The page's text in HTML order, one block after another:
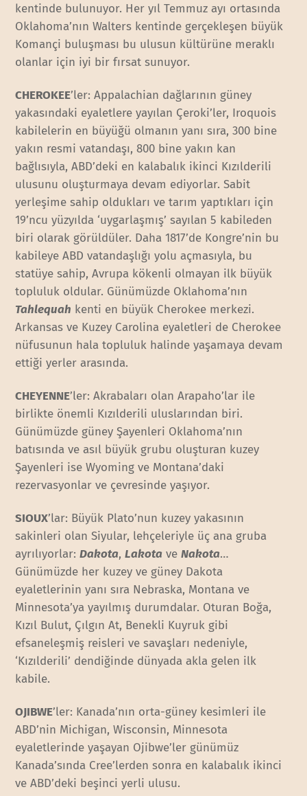
kentinde bulunuyor. Her yıl Temmuz ayı ortasında
Oklahoma’nın Walters kentinde gerçekleşen büyük
Komançi buluşması bu ulusun kültürüne meraklı
olanlar için iyi bir fırsat sunuyor.
CHEROKEE’ler: Appalachian dağlarının güney
yakasındaki eyaletlere yayılan Çeroki’ler, Iroquois
kabilelerin en büyüğü olmanın yanı sıra, 300 bine
yakın resmi vatandaşı, 800 bine yakın kan
bağlısıyla, ABD’deki en kalabalık ikinci Kızılderili
ulusunu oluşturmaya devam ediyorlar. Sabit
yerleşime sahip oldukları ve tarım yaptıkları için
19’ncu yüzyılda ‘uygarlaşmış’ sayılan 5 kabileden
biri olarak görüldüler. Daha 1817’de Kongre’nin bu
kabileye ABD vatandaşlığı yolu açmasıyla, bu
statüye sahip, Avrupa kökenli olmayan ilk büyük
topluluk oldular. Günümüzde Oklahoma’nın
Tahlequah kenti en büyük Cherokee merkezi.
Arkansas ve Kuzey Carolina eyaletleri de Cherokee
nüfusunun hala topluluk halinde yaşamaya devam
ettiği yerler arasında.
CHEYENNE’ler: Akrabaları olan Arapaho’lar ile
birlikte önemli Kızılderili uluslarından biri.
Günümüzde güney Şayenleri Oklahoma’nın
batısında ve asıl büyük grubu oluşturan kuzey
Şayenleri ise Wyoming ve Montana’daki
rezervasyonlar ve çevresinde yaşıyor.
SIOUX’lar: Büyük Plato’nun kuzey yakasının
sakinleri olan Siyular, lehçeleriyle üç ana gruba
ayrılıyorlar:Dakota,Lakota veNakota…
Günümüzde her kuzey ve güney Dakota
eyaletlerinin yanı sıra Nebraska, Montana ve
Minnesota’ya yayılmış durumdalar. Oturan Boğa,
Kızıl Bulut, Çılgın At, Benekli Kuyruk gibi
efsaneleşmiş reisleri ve savaşları nedeniyle,
‘Kızılderili’ dendiğinde dünyada akla gelen ilk
kabile.
OJIBWE’ler: Kanada’nın orta-güney kesimleri ile
ABD’nin Michigan, Wisconsin, Minnesota
eyaletlerinde yaşayan Ojibwe’ler günümüz
Kanada’sında Cree’lerden sonra en kalabalık ikinci
ve ABD’deki beşinci yerli ulusu.